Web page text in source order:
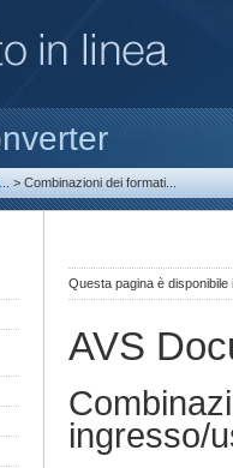
> Combinazioni dei formati...
Questa pagina è
AVS
ingresso/